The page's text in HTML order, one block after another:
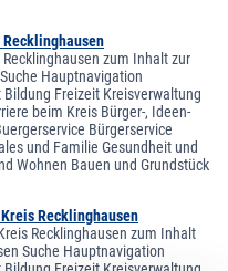
zum Inhalt zur
Hauptnavigation
Freizeit Kreisverwaltung
beim Kreis Bürger-, Ideen-
Bürgerservice
und Familie Gesundheit und
Wohnen Bauen und Grundstück
Recklinghausen
Recklinghausen zum Inhalt
Suche Hauptnavigation